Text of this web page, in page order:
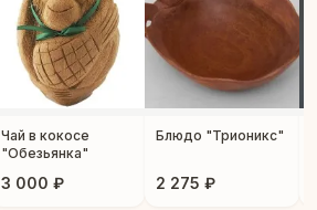
Чай в кокосе
"Обезьянка"
3 000 ₽
Блюдо "Трионикс"
2 275 ₽